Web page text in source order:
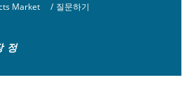
Market / 질문하기
정